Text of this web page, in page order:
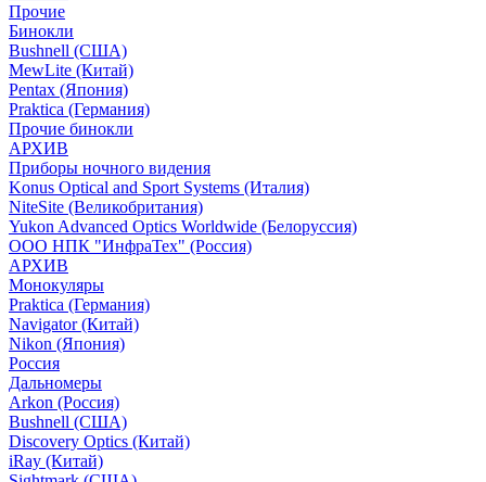
Прочие
Бинокли
Bushnell (США)
MewLite (Китай)
Pentax (Япония)
Praktica (Германия)
Прочие бинокли
АРХИВ
Приборы ночного видения
Konus Optical and Sport Systems (Италия)
NiteSite (Великобритания)
Yukon Advanced Optics Worldwide (Белоруссия)
ООО НПК "ИнфраТех" (Россия)
АРХИВ
Монокуляры
Praktica (Германия)
Navigator (Китай)
Nikon (Япония)
Россия
Дальномеры
Arkon (Россия)
Bushnell (США)
Discovery Optics (Китай)
iRay (Китай)